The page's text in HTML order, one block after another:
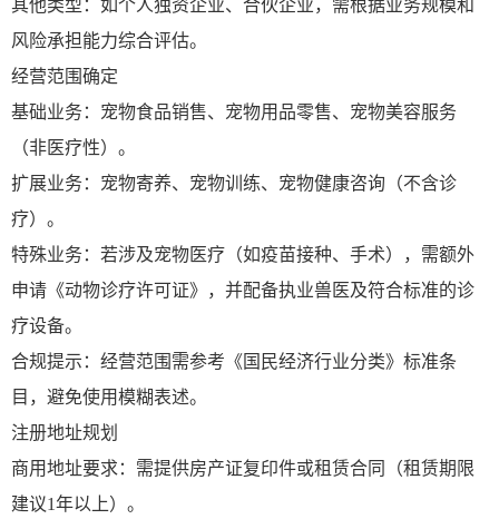
其他类型：如个人独资企业、合伙企业，需根据业务规模和
风险承担能力综合评估。
经营范围确定
基础业务：宠物食品销售、宠物用品零售、宠物美容服务
（非医疗性）。
扩展业务：宠物寄养、宠物训练、宠物健康咨询（不含诊
疗）。
特殊业务：若涉及宠物医疗（如疫苗接种、手术），需额外
申请《动物诊疗许可证》，并配备执业兽医及符合标准的诊
疗设备。
合规提示：经营范围需参考《国民经济行业分类》标准条
目，避免使用模糊表述。
注册地址规划
商用地址要求：需提供房产证复印件或租赁合同（租赁期限
建议1年以上）。